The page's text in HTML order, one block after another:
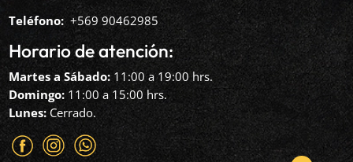
Teléfono: ‪+569 90462985‬
Horario de atención:
Martes a Sábado: 11:00 a 19:00 hrs.
Domingo: 11:00 a 15:00 hrs.
Lunes: Cerrado.